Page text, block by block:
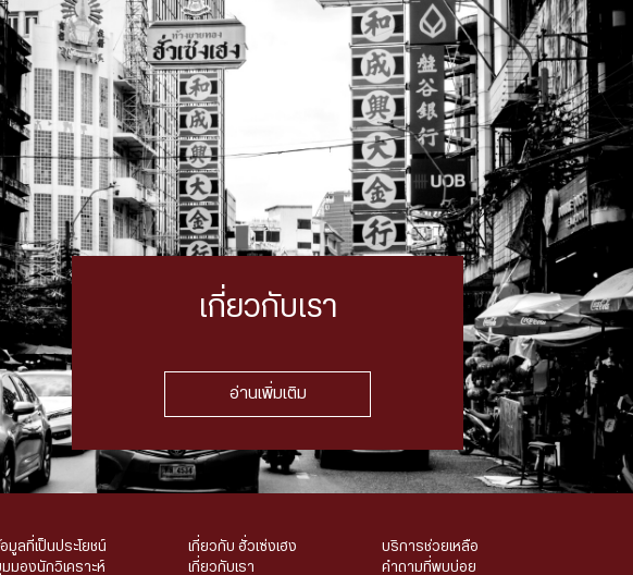
เกี่ยวกับเรา
อ่านเพิ่มเติม
มูลที่เป็นประโยชน์
มองนักวิเคราะห์
เกี่ยวกับ ฮั่วเซ่งเฮง
เกี่ยวกับเรา
บริการช่วยเหลือ
คำถามที่พบบ่อย